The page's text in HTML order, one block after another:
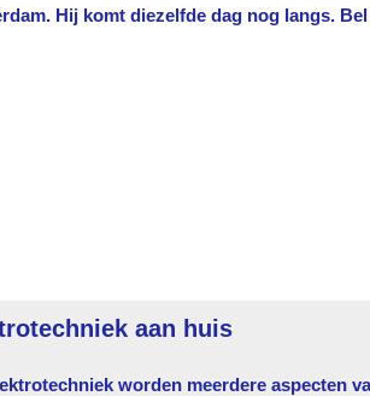
. Hij komt diezelfde dag nog langs.
aan huis
worden meerdere aspecten